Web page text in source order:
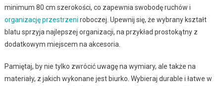
minimum 80 cm szerokości, co zapewnia swobodę ruchów i
organizację przestrzeni roboczej. Upewnij się, że wybrany kształt
blatu sprzyja najlepszej organizacji, na przykład prostokątny z
dodatkowym miejscem na akcesoria.
Pamiętaj, by nie tylko zwrócić uwagę na wymiary, ale także na
materiały, z jakich wykonane jest biurko. Wybieraj durable i łatwe w